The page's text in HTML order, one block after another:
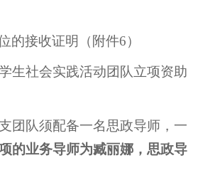
的接收证明（附件6）
生社会实践活动团队立项资助
团队须配备一名思政导师，一
的业务导师为臧丽娜，思政导